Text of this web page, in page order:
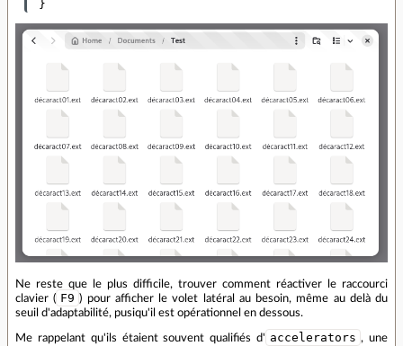
}
Ne reste que le plus difficile, trouver comment réactiver le raccourci
clavier ( F9 ) pour afficher le volet latéral au besoin, même au delà du
seuil d'adaptabilité, pusiqu'il est opérationnel en dessous.
Me rappelant qu'ils étaient souvent qualifiés d' accelerators , une